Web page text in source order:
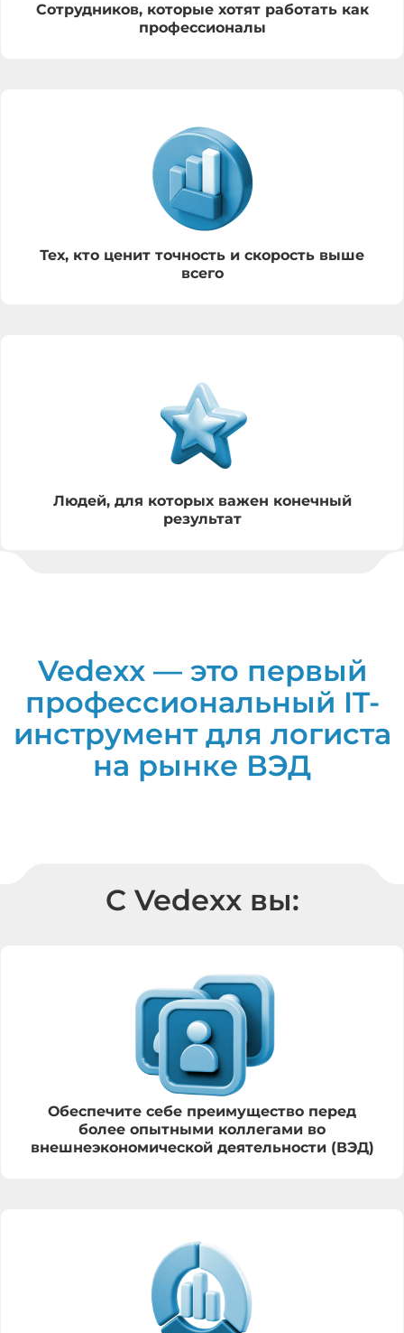
Сотрудников, которые хотят работать как
профессионалы
Тех, кто ценит точность и скорость выше
всего
Людей, для которых важен конечный
результат
Vedexx — это первый
профессиональный IT-
инструмент для логиста
на рынке ВЭД
C Vedexx вы:
Обеспечите себе преимущество перед
более опытными коллегами во
внешнеэкономической деятельности (ВЭД)